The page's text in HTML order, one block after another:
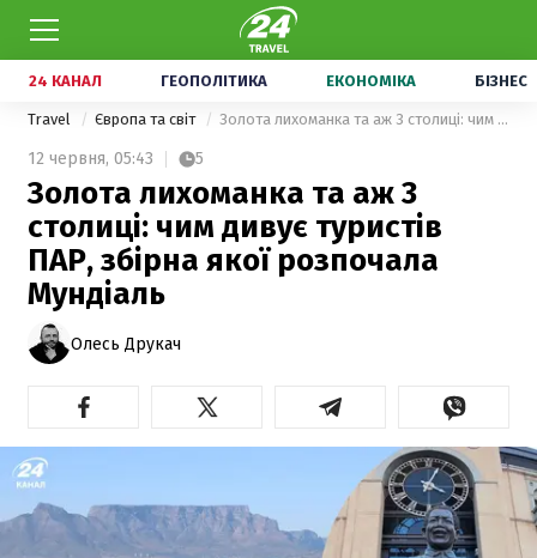
24 КАНАЛ ГЕОПОЛІТИКА ЕКОНОМІКА БІЗНЕС
Travel Європа та світ Золота лихоманка та аж 3 столиці: чим дивує туристів ПАР, збірна якої розпочала Мундіаль
12 червня, 05:43 5
Золота лихоманка та аж 3
столиці: чим дивує туристів
ПАР, збірна якої розпочала
Мундіаль
Олесь Друкач